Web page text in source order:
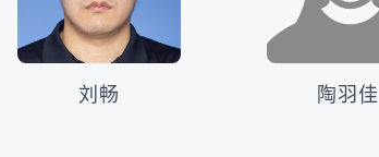
刘畅 陶羽佳